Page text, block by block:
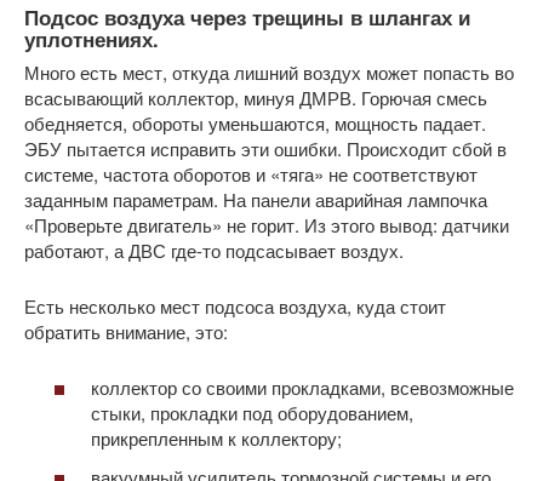
Подсос воздуха через трещины в шлангах и
уплотнениях.
Много есть мест, откуда лишний воздух может попасть во
всасывающий коллектор, минуя ДМРВ. Горючая смесь
обедняется, обороты уменьшаются, мощность падает.
ЭБУ пытается исправить эти ошибки. Происходит сбой в
системе, частота оборотов и «тяга» не соответствуют
заданным параметрам. На панели аварийная лампочка
«Проверьте двигатель» не горит. Из этого вывод: датчики
работают, а ДВС где-то подсасывает воздух.
Есть несколько мест подсоса воздуха, куда стоит
обратить внимание, это:
коллектор со своими прокладками, всевозможные
стыки, прокладки под оборудованием,
прикрепленным к коллектору;